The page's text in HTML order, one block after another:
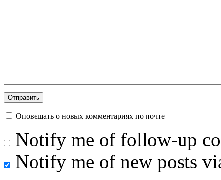
Оповещать о новых комментариях по почте
Notify me of follow-up
Notify me of new posts